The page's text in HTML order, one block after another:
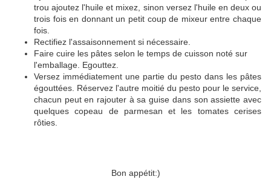
trou ajoutez l'huile et mixez, sinon versez l'huile en deux ou
trois fois en donnant un petit coup de mixeur entre chaque
fois.
Rectifiez l'assaisonnement si nécessaire.
Faire cuire les pâtes selon le temps de cuisson noté sur
l'emballage. Egouttez.
Versez immédiatement une partie du pesto dans les pâtes
égouttées. Réservez l'autre moitié du pesto pour le service,
chacun peut en rajouter à sa guise dans son assiette avec
quelques copeau de parmesan et les tomates cerises
rôties.
Bon appétit:)